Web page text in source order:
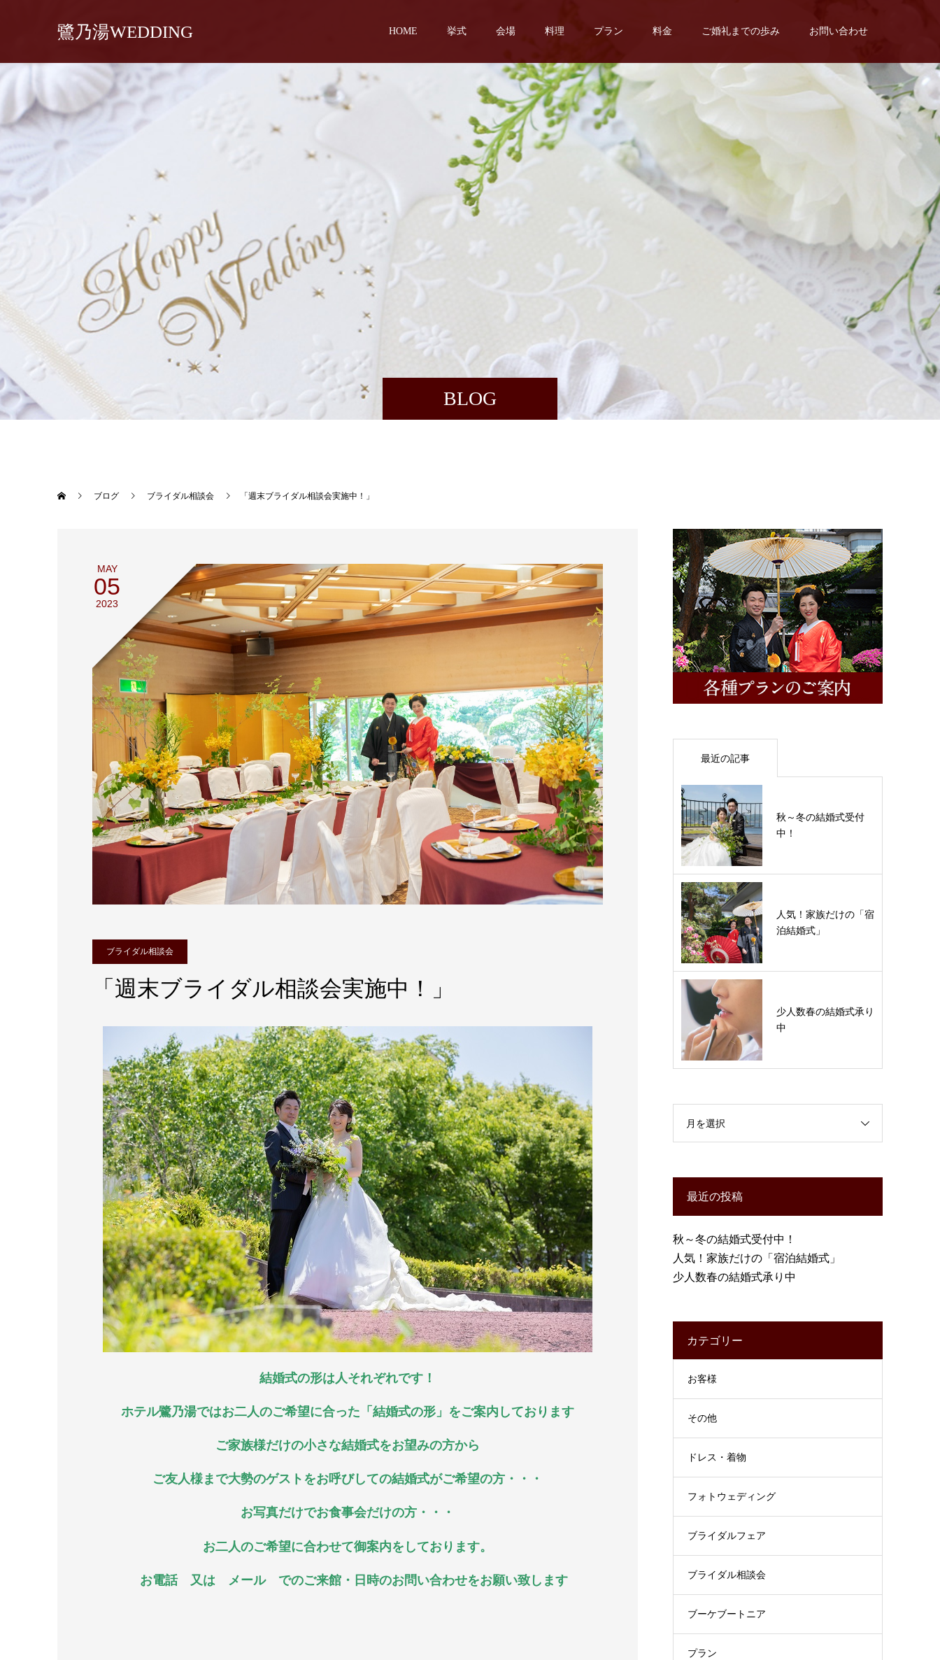
鷺乃湯WEDDING HOME 挙式 会場 料理 プラン 料金 ご婚礼までの歩み お問い合わせ
BLOG
ブログ ブライダル相談会 「週末ブライダル相談会実施中！」
MAY
05
2023
ブライダル相談会
「週末ブライダル相談会実施中！」
結婚式の形は人それぞれです！
ホテル鷺乃湯ではお二人のご希望に合った「結婚式の形」をご案内しております
ご家族様だけの小さな結婚式をお望みの方から
ご友人様まで大勢のゲストをお呼びしての結婚式がご希望の方・・・
お写真だけでお食事会だけの方・・・
お二人のご希望に合わせて御案内をしております。
お電話 又は メール でのご来館・日時のお問い合わせをお願い致します
最近の記事
秋～冬の結婚式受付
中！
人気！家族だけの「宿
泊結婚式」
少人数春の結婚式承り
中
月を選択
最近の投稿
秋～冬の結婚式受付中！
人気！家族だけの「宿泊結婚式」
少人数春の結婚式承り中
カテゴリー
お客様
その他
ドレス・着物
フォトウェディング
ブライダルフェア
ブライダル相談会
ブーケブートニア
プラン